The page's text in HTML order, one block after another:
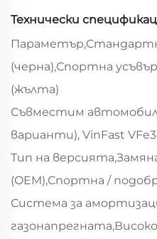
Технически
(черна),Спортна
(жълта)
Съвместим
варианти), VinFast
Тип на
(OEM),Спортна /
Система за